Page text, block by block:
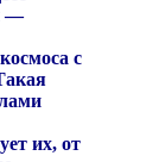
—
с
их, от